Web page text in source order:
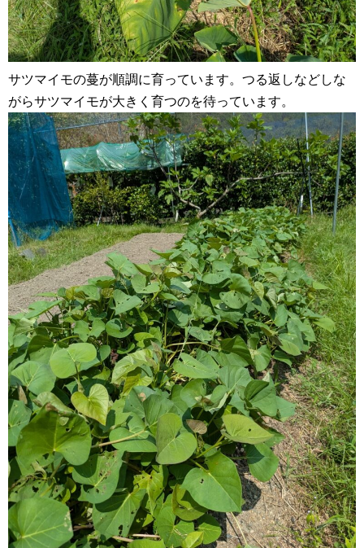
サツマイモの蔓が順調に育っています。つる返しなどしな
がらサツマイモが大きく育つのを待っています。